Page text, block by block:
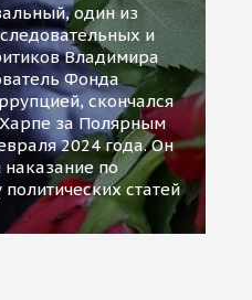
один из
и
Владимира
Фонда
скончался
за Полярным
2024 года. Он
по
статей